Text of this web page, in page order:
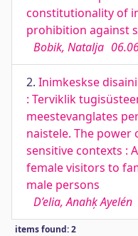
constitutionality of
prohibition against
Bobik, Natalja
2. Inimkeskse
: Terviklik
meestevanglates
naistele. The
sensitive contexts :
female visitors to
male persons
D’elia, Anahķ Ayelén
items found: 2